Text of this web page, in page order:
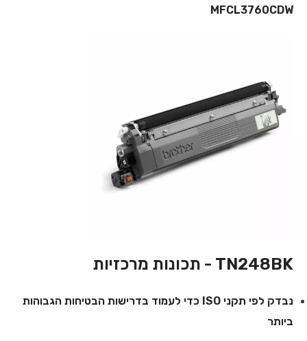
MFCL3760CDW
TN248BK - תכונות מרכזיות
נבדק לפי תקני ISO כדי לעמוד בדרישות הבטיחות הגבוהות
ביותר